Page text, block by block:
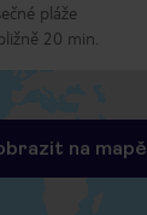
pláže
20 min.
na mapě